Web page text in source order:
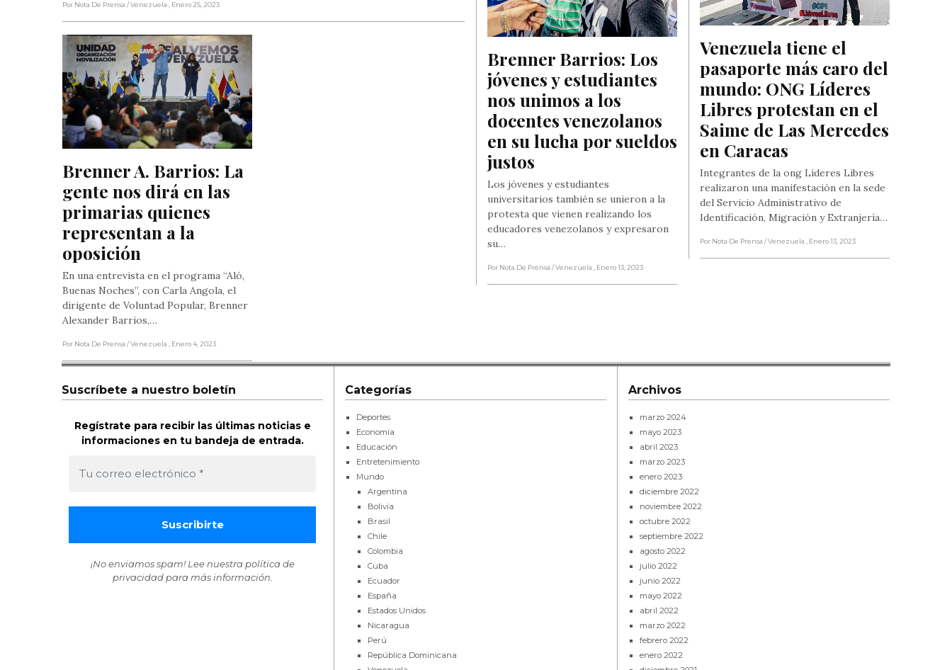
Por Nota De Prensa / Venezuela , Enero 25, 2023
Venezuela tiene el
pasaporte más caro del
mundo: ONG Líderes
Libres protestan en el
Saime de Las Mercedes
en Caracas
Integrantes de la ong Líderes Libres
realizaron una manifestación en la sede
del Servicio Administrativo de
Identificación, Migración y Extranjería…
Por Nota De Prensa / Venezuela , Enero 13, 2023
Brenner Barrios: Los
jóvenes y estudiantes
nos unimos a los
docentes venezolanos
en su lucha por sueldos
justos
Los jóvenes y estudiantes
universitarios también se unieron a la
protesta que vienen realizando los
educadores venezolanos y expresaron
su…
Por Nota De Prensa / Venezuela , Enero 13, 2023
Brenner A. Barrios: La
gente nos dirá en las
primarias quienes
representan a la
oposición
En una entrevista en el programa “Aló,
Buenas Noches”, con Carla Angola, el
dirigente de Voluntad Popular, Brenner
Alexander Barrios,…
Por Nota De Prensa / Venezuela , Enero 4, 2023
Suscríbete a nuestro boletín
Regístrate para recibir las últimas noticias e
informaciones en tu bandeja de entrada.
¡No enviamos spam! Lee nuestra política de
privacidadpara más información.
Categorías
Deportes
Economía
Educación
Entretenimiento
Mundo
Argentina
Bolivia
Brasil
Chile
Colombia
Cuba
Ecuador
España
Estados Unidos
Nicaragua
Perú
República Dominicana
Archivos
marzo 2024
mayo 2023
abril 2023
marzo 2023
enero 2023
diciembre 2022
noviembre 2022
octubre 2022
septiembre 2022
agosto 2022
julio 2022
junio 2022
mayo 2022
abril 2022
marzo 2022
febrero 2022
enero 2022